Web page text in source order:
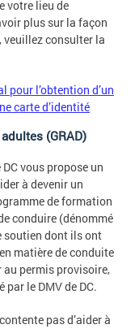
votre lieu de
plus sur la façon
veuillez consulter la
pour l’obtention d’un
carte d’identité
(GRAD)
vous propose un
à devenir un
de formation
conduire (dénommé
soutien dont ils ont
matière de conduite
au permis provisoire,
le DMV de DC.
pas d’aider à